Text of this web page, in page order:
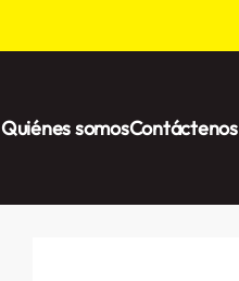
Quiénes somosContáctenos